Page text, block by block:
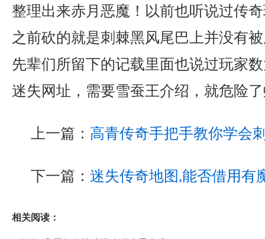
整理出来赤月恶魔！以前也听说过传
之前砍的就是刺棘黑风尾巴上并没有
先辈们所留下的记载里面也说过玩家
迷失网址，需要雪蚕王介绍，就危险
上一篇： 高青传奇手把手教你学会
下一篇： 迷失传奇地图,能否借用有
相关阅读：